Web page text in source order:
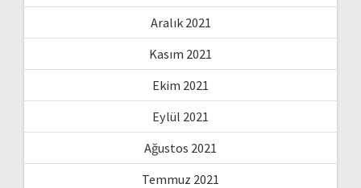
Aralık 2021
Kasım 2021
Ekim 2021
Eylül 2021
Ağustos 2021
Temmuz 2021